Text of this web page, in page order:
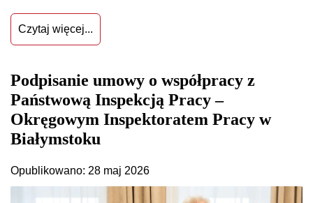
Czytaj więcej...
Podpisanie umowy o współpracy z
Państwową Inspekcją Pracy –
Okręgowym Inspektoratem Pracy w
Białymstoku
Opublikowano: 28 maj 2026